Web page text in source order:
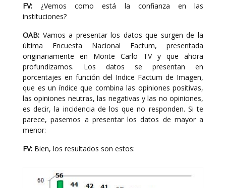
FV: ¿Vemos como está la confianza en las
instituciones?
OAB: Vamos a presentar los datos que surgen de la
última Encuesta Nacional Factum, presentada
originariamente en Monte Carlo TV y que ahora
profundizamos. Los datos se presentan en
porcentajes en función del Indice Factum de Imagen,
que es un índice que combina las opiniones positivas,
las opiniones neutras, las negativas y las no opiniones,
es decir, la incidencia de los que no responden. Si te
parece, pasemos a presentar los datos de mayor a
menor:
FV: Bien, los resultados son estos: